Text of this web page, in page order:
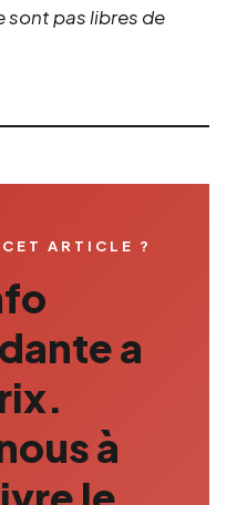
sont pas libres de
ARTICLE ?
a
à